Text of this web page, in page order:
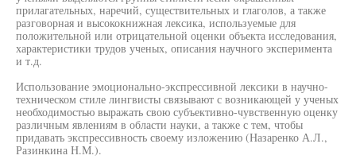
прилагательных, наречий, существительных и глаголов, а также
разговорная и высококнижная лексика, используемые для
положительной или отрицательной оценки объекта исследования,
характеристики трудов ученых, описания научного эксперимента
и т.д.
Использование эмоционально-экспрессивной лексики в научно-
техническом стиле лингвисты связывают с возникающей у ученых
необходимостью выражать свою субъективно-чувственную оценку
различным явлениям в области науки, а также с тем, чтобы
придавать экспрессивность своему изложению (Назаренко А.Л.,
Разинкина Н.М.).